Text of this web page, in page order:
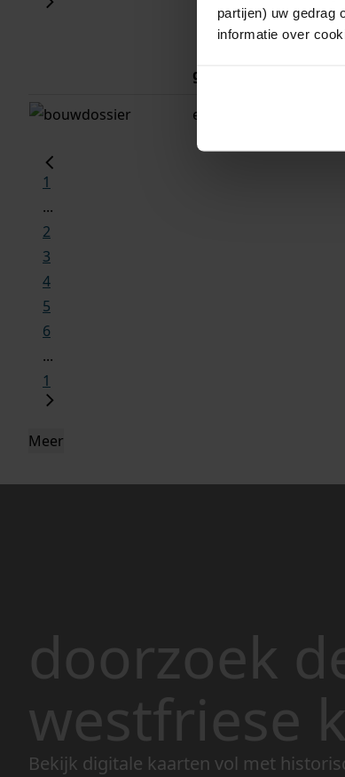
partijen) uw gedrag
informatie over
gemeente
enkhuizen
1
...
2
3
4
5
6
...
1
Meer
doorzoek
westfriese
Bekijk digitale kaarten vol met